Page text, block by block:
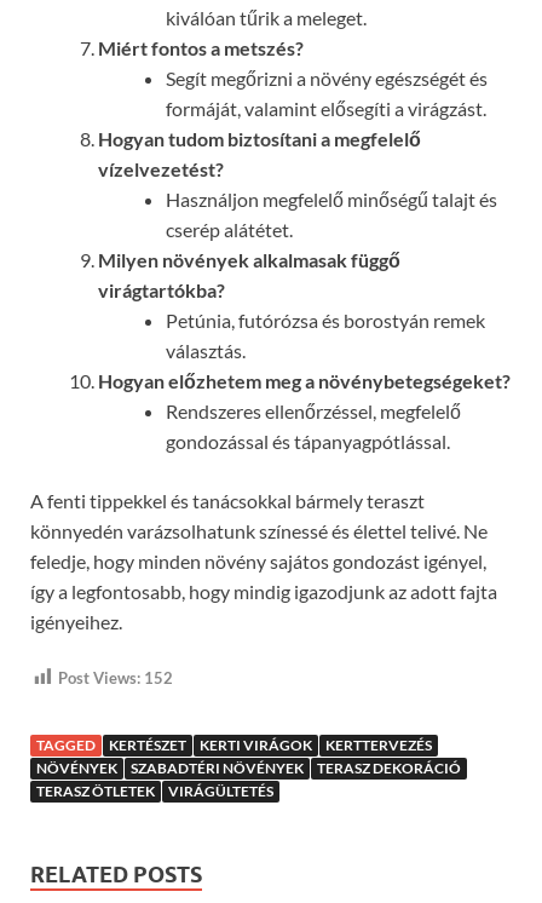
kiválóan tűrik a meleget.
Miért fontos a metszés?
Segít megőrizni a növény egészségét és
formáját, valamint elősegíti a virágzást.
Hogyan tudom biztosítani a megfelelő
vízelvezetést?
Használjon megfelelő minőségű talajt és
cserép alátétet.
Milyen növények alkalmasak függő
virágtartókba?
Petúnia, futórózsa és borostyán remek
választás.
Hogyan előzhetem meg a növénybetegségeket?
Rendszeres ellenőrzéssel, megfelelő
gondozással és tápanyagpótlással.
A fenti tippekkel és tanácsokkal bármely teraszt
könnyedén varázsolhatunk színessé és élettel telivé. Ne
feledje, hogy minden növény sajátos gondozást igényel,
így a legfontosabb, hogy mindig igazodjunk az adott fajta
igényeihez.
Post Views: 152
TAGGED KERTÉSZET KERTI VIRÁGOK
KERTTERVEZÉS
NÖVÉNYEK
SZABADTÉRI NÖVÉNYEK
TERASZ DEKORÁCIÓ
TERASZ ÖTLETEK
VIRÁGÜLTETÉS
RELATED POSTS